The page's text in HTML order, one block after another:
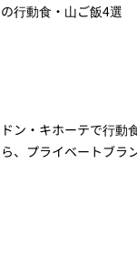
の行動食・山ご飯4選
ドン・キホーテで行動
ら、プライベートブラ